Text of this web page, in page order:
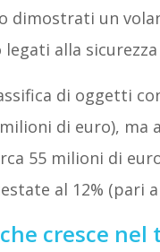
dimostrati un
alla
di oggetti
di euro), ma
55 milioni di
al 12% (pari
cresce nel